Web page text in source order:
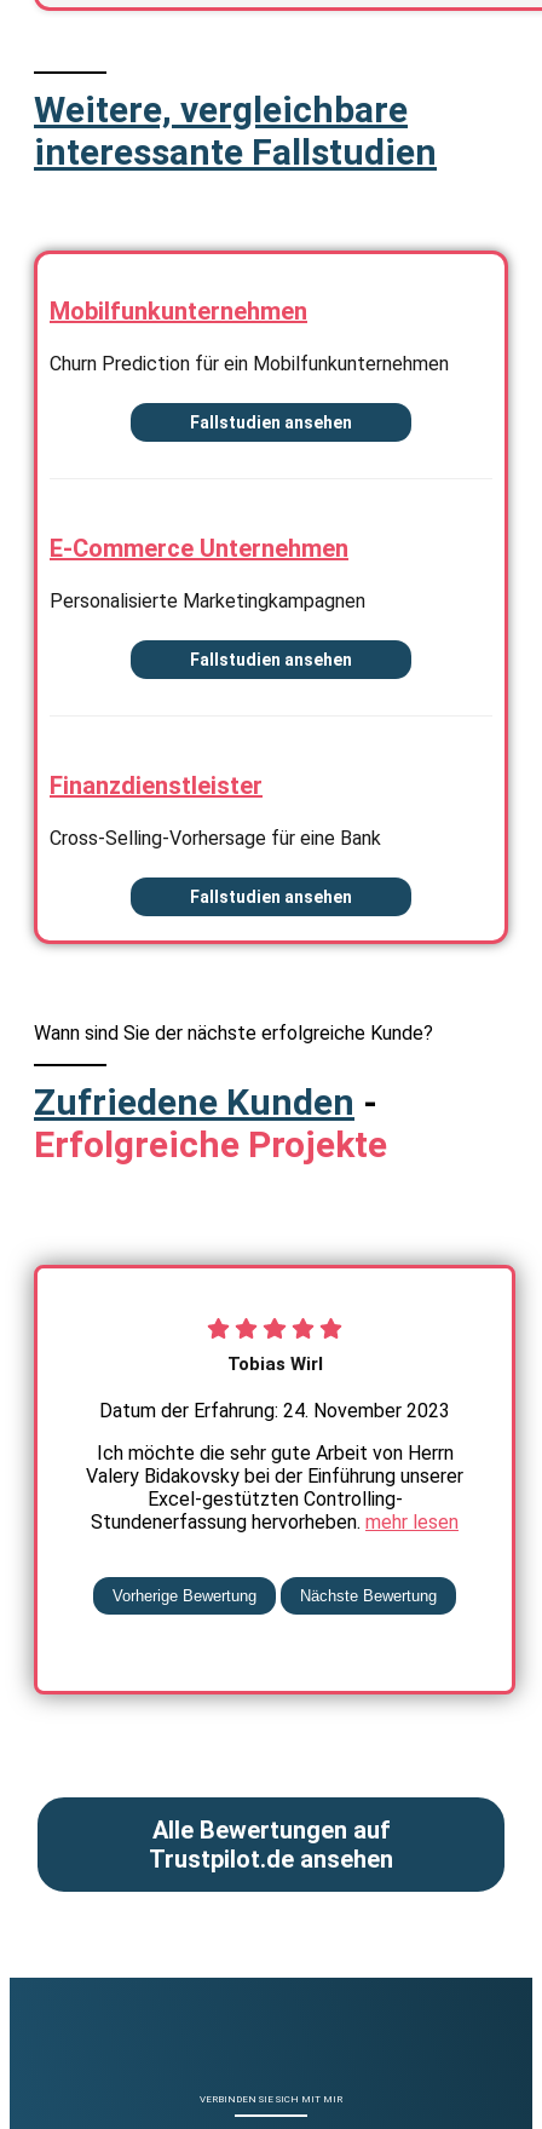
Weitere, vergleichbare
interessante Fallstudien
Mobilfunkunternehmen
Churn Prediction für ein Mobilfunkunternehmen
Fallstudien ansehen
E-Commerce Unternehmen
Personalisierte Marketingkampagnen
Fallstudien ansehen
Finanzdienstleister
Cross-Selling-Vorhersage für eine Bank
Fallstudien ansehen
Wann sind Sie der nächste erfolgreiche Kunde?
Zufriedene Kunden -
Erfolgreiche Projekte
Tobias Wirl
Datum der Erfahrung: 24. November 2023
Ich möchte die sehr gute Arbeit von Herrn
Valery Bidakovsky bei der Einführung unserer
Excel-gestützten Controlling-
Stundenerfassung hervorheben. mehr lesen
Vorherige Bewertung Nächste Bewertung
Alle Bewertungen auf
Trustpilot.de ansehen
VERBINDEN SIE SICH MIT MIR